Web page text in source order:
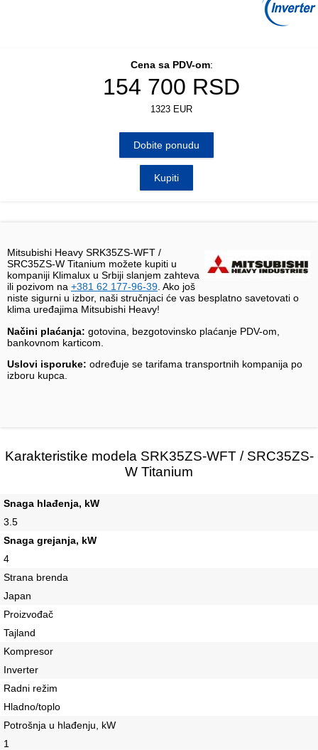
Cena sa PDV-om:
154 700 RSD
1323 EUR
Dobite ponudu
Kupiti
Mitsubishi Heavy SRK35ZS-WFT /
SRC35ZS-W Titanium možete kupiti u
kompaniji Klimalux u Srbiji slanjem zahteva
ili pozivom na +381 62 177-96-39. Ako još
niste sigurni u izbor, naši stručnjaci će vas besplatno savetovati o
klima uređajima Mitsubishi Heavy!
Načini plaćanja: gotovina, bezgotovinsko plaćanje PDV-om,
bankovnom karticom.
Uslovi isporuke: određuje se tarifama transportnih kompanija po
izboru kupca.
Karakteristike modela SRK35ZS-WFT / SRC35ZS-
W Titanium
Snaga hlađenja, kW
3.5
Snaga grejanja, kW
4
Strana brenda
Japan
Proizvođač
Tajland
Kompresor
Inverter
Radni režim
Hladno/toplo
Potrošnja u hlađenju, kW
1